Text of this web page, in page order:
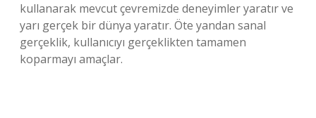
kullanarak mevcut çevremizde deneyimler yaratır ve
yarı gerçek bir dünya yaratır. Öte yandan sanal
gerçeklik, kullanıcıyı gerçeklikten tamamen
koparmayı amaçlar.